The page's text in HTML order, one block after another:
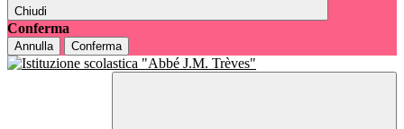
Chiudi
Conferma
Annulla Conferma